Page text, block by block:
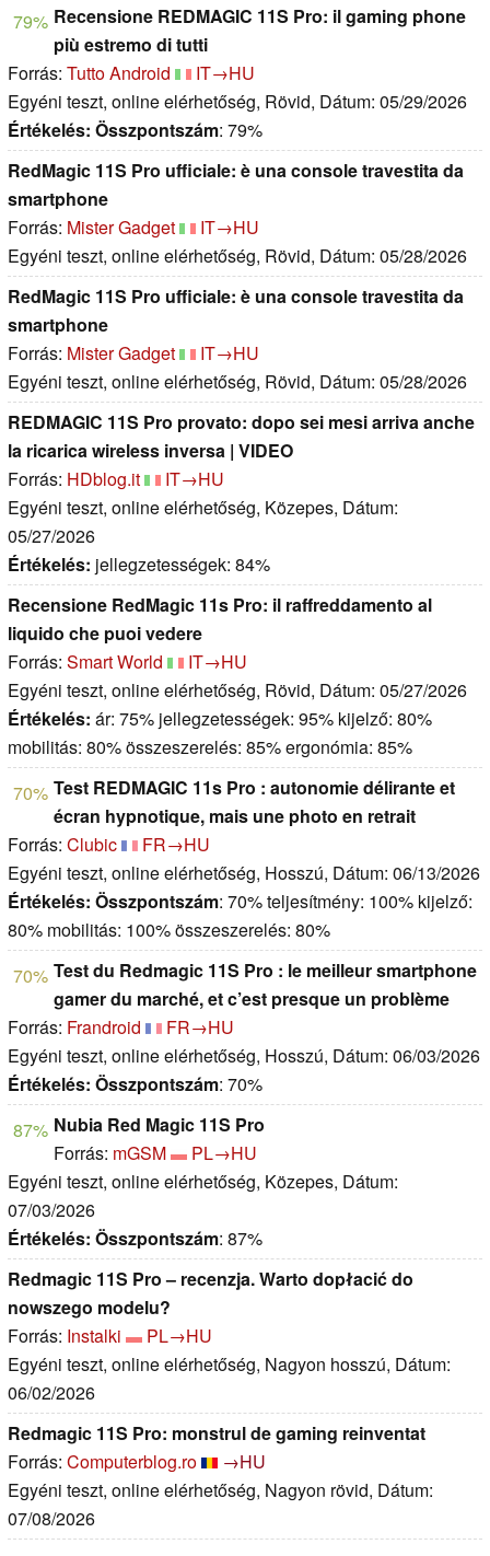
79% Recensione REDMAGIC 11S Pro: il gaming phone
più estremo di tutti
Forrás: Tutto Android
IT→HU
Egyéni teszt, online elérhetőség, Rövid, Dátum: 05/29/2026
Értékelés: Összpontszám: 79%
RedMagic 11S Pro ufficiale: è una console travestita da
smartphone
Forrás: Mister Gadget
IT→HU
Egyéni teszt, online elérhetőség, Rövid, Dátum: 05/28/2026
RedMagic 11S Pro ufficiale: è una console travestita da
smartphone
Forrás: Mister Gadget
IT→HU
Egyéni teszt, online elérhetőség, Rövid, Dátum: 05/28/2026
REDMAGIC 11S Pro provato: dopo sei mesi arriva anche
la ricarica wireless inversa | VIDEO
Forrás: HDblog.it
IT→HU
Egyéni teszt, online elérhetőség, Közepes, Dátum:
05/27/2026
Értékelés: jellegzetességek: 84%
Recensione RedMagic 11s Pro: il raffreddamento al
liquido che puoi vedere
Forrás: Smart World
IT→HU
Egyéni teszt, online elérhetőség, Rövid, Dátum: 05/27/2026
Értékelés: ár: 75% jellegzetességek: 95% kijelző: 80%
mobilitás: 80% összeszerelés: 85% ergonómia: 85%
70% Test REDMAGIC 11s Pro : autonomie délirante et
écran hypnotique, mais une photo en retrait
Forrás: Clubic
FR→HU
Egyéni teszt, online elérhetőség, Hosszú, Dátum: 06/13/2026
Értékelés: Összpontszám: 70% teljesítmény: 100% kijelző:
80% mobilitás: 100% összeszerelés: 80%
70% Test du Redmagic 11S Pro : le meilleur smartphone
gamer du marché, et c’est presque un problème
Forrás: Frandroid
FR→HU
Egyéni teszt, online elérhetőség, Hosszú, Dátum: 06/03/2026
Értékelés: Összpontszám: 70%
87% Nubia Red Magic 11S Pro
Forrás: mGSM
PL→HU
Egyéni teszt, online elérhetőség, Közepes, Dátum:
07/03/2026
Értékelés: Összpontszám: 87%
Redmagic 11S Pro – recenzja. Warto dopłacić do
nowszego modelu?
Forrás: Instalki
PL→HU
Egyéni teszt, online elérhetőség, Nagyon hosszú, Dátum:
06/02/2026
Redmagic 11S Pro: monstrul de gaming reinventat
Forrás: Computerblog.ro
→HU
Egyéni teszt, online elérhetőség, Nagyon rövid, Dátum:
07/08/2026